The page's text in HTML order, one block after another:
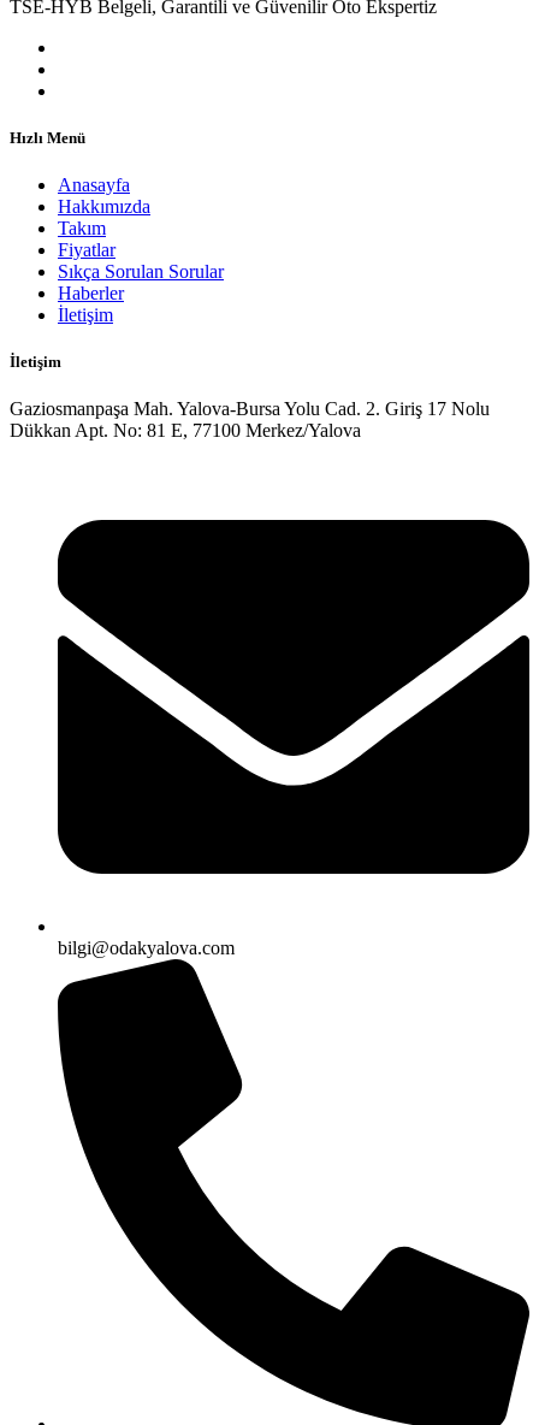
TSE-HYB Belgeli, Garantili ve Güvenilir Oto Ekspertiz
Hızlı Menü
Anasayfa
Hakkımızda
Takım
Fiyatlar
Sıkça Sorulan Sorular
Haberler
İletişim
İletişim
Gaziosmanpaşa Mah. Yalova-Bursa Yolu Cad. 2. Giriş 17 Nolu
Dükkan Apt. No: 81 E, 77100 Merkez/Yalova
bilgi@odakyalova.com